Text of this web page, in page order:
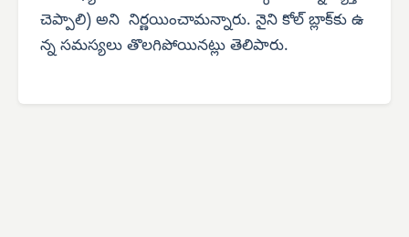
చెప్పాలి) అని నిర్ణయించామన్నారు. నైని కోల్ బ్లాక్‌కు ఉ
న్న సమస్యలు తొలగిపోయినట్లు తెలిపారు.